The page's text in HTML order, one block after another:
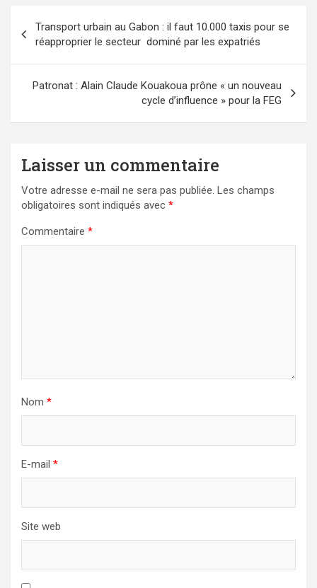
de
l’article
Transport urbain au Gabon : il faut 10.000 taxis pour se
réapproprier le secteur dominé par les expatriés
Patronat : Alain Claude Kouakoua prône « un nouveau
cycle d’influence » pour la FEG
Laisser un commentaire
Votre adresse e-mail ne sera pas publiée. Les champs
obligatoires sont indiqués avec *
Commentaire *
Nom *
E-mail *
Site web